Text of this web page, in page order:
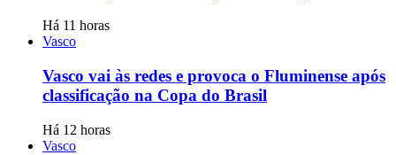
Há 11 horas
Vasco
Vasco vai às redes e provoca o Fluminense após
classificação na Copa do Brasil
Há 12 horas
Vasco